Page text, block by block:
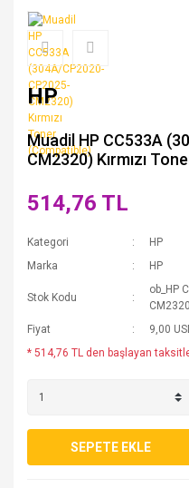
HP
Muadil HP CC533A
CM2320) Kırmızı
514,76 TL
Kategori
HP
Marka
HP
Stok Kodu
ob_HP
Fiyat
9,00
* 514,76 TL den başlayan
SEPETE EKLE